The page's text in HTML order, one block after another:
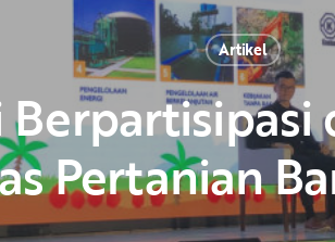
Artikel
Pertanian